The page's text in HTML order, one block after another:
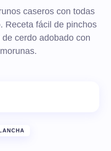
caseros con todas
Receta fácil de pinchos
cerdo adobado con